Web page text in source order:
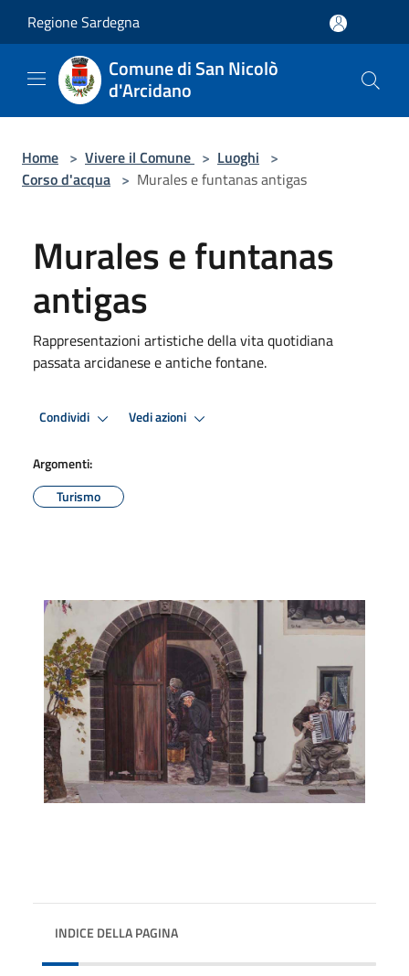
Regione Sardegna
Comune di San Nicolò
d'Arcidano
Home > Vivere il Comune > Luoghi >
Corso d'acqua > Murales e funtanas antigas
Murales e funtanas
antigas
Rappresentazioni artistiche della vita quotidiana
passata arcidanese e antiche fontane.
Condividi Vedi azioni
Argomenti:
Turismo
INDICE DELLA PAGINA